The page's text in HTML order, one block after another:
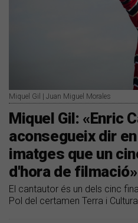
Miquel Gil | Juan Miguel Morales
Miquel Gil: «Enric
aconsegueix dir
imatges que un
d'hora de filmació»
El cantautor és un dels cinc
Pol del certamen Terra i